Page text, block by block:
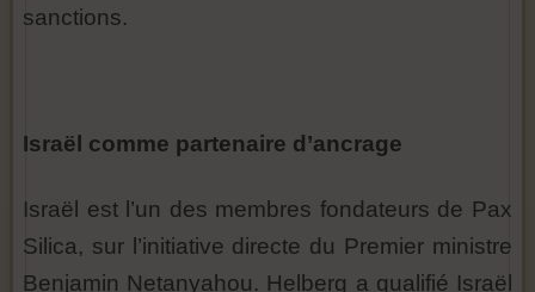
sanctions.
Israël comme partenaire d’ancrage
Israël est l’un des membres fondateurs de Pax
Silica, sur l’initiative directe du Premier ministre
Benjamin Netanyahou. Helberg a qualifié Israël